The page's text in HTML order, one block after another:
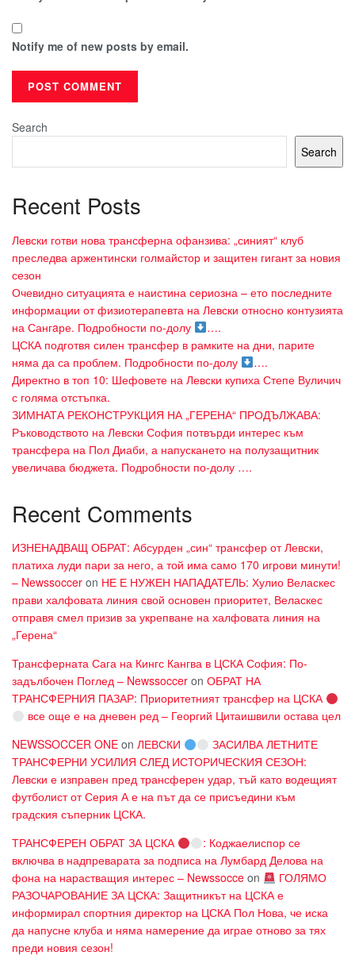
Notify me of new posts by email.
Search
Search
Recent Posts
Левски готви нова трансферна офанзива: „синият“ клуб
преследва аржентински голмайстор и защитен гигант за новия
сезон
Очевидно ситуацията е наистина сериозна – ето последните
информации от физиотерапевта на Левски относно контузията
на Сангaре. Подробности по-долу
….
ЦСКА подготвя силен трансфер в рамките на дни, парите
няма да са проблем. Подробности по-долу
….
Директно в топ 10: Шефовете на Левски купиха Степе Вуличич
с голяма отстъпка.
ЗИМНАТА РЕКОНСТРУКЦИЯ НА „ГЕРЕНА“ ПРОДЪЛЖАВА:
Ръководството на Левски София потвърди интерес към
трансфера на Пол Диаби, а напускането на полузащитник
увеличава бюджета. Подробности по-долу ….
Recent Comments
ИЗНЕНАДВАЩ ОБРАТ: Абсурден „син“ трансфер от Левски,
платиха луди пари за него, а той има само 170 игрови минути!
– Newssoccer on НЕ Е НУЖЕН НАПАДАТЕЛЬ: Хулио Веласкес
прави халфовата линия свой основен приоритет, Веласкес
отправя смел призив за укрепване на халфовата линия на
„Герена“
Трансферната Сага на Кингс Кангва в ЦСКА София: По-
задълбочен Поглед – Newssoccer on ОБРАТ НА
ТРАНСФЕРНИЯ ПАЗАР: Приоритетният трансфер на ЦСКА
все още е на дневен ред – Георгий Цитаишвили остава цел
NEWSSOCCER ONE on ЛЕВСКИ
ЗАСИЛВА ЛЕТНИТЕ
ТРАНСФЕРНИ УСИЛИЯ СЛЕД ИСТОРИЧЕСКИЯ СЕЗОН:
Левски е изправен пред трансферен удар, тъй като водещият
футболист от Серия А е на път да се присъедини към
градския съперник ЦСКА.
ТРАНСФЕРЕН ОБРАТ ЗА ЦСКА
: Коджаелиспор се
включва в надпреварата за подписа на Лумбард Делова на
фона на нарастващия интерес – Newssocce on
ГОЛЯМО
РАЗОЧАРОВАНИЕ ЗА ЦСКА: Защитникът на ЦСКА е
информирал спортния директор на ЦСКА Пол Нова, че иска
да напусне клуба и няма намерение да играе отново за тях
преди новия сезон!